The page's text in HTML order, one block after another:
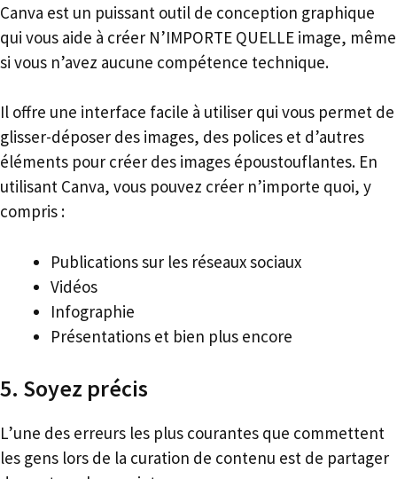
Canva est un puissant outil de conception graphique
qui vous aide à créer N’IMPORTE QUELLE image, même
si vous n’avez aucune compétence technique.
Il offre une interface facile à utiliser qui vous permet de
glisser-déposer des images, des polices et d’autres
éléments pour créer des images époustouflantes. En
utilisant Canva, vous pouvez créer n’importe quoi, y
compris :
Publications sur les réseaux sociaux
Vidéos
Infographie
Présentations et bien plus encore
5. Soyez précis
L’une des erreurs les plus courantes que commettent
les gens lors de la curation de contenu est de partager